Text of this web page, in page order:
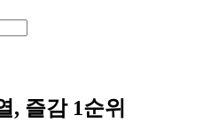
, 즐감 1순위